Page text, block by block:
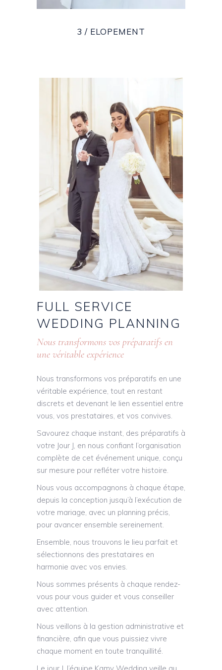
3 / ELOPEMENT
FULL SERVICE
WEDDING PLANNING
Nous transformons vos préparatifs en
une véritable expérience
Nous transformons vos préparatifs en une
véritable expérience, tout en restant
discrets et devenant le lien essentiel entre
vous, vos prestataires, et vos convives.
Savourez chaque instant, des préparatifs à
votre Jour J, en nous confiant l’organisation
complète de cet événement unique, conçu
sur mesure pour refléter votre histoire.
Nous vous accompagnons à chaque étape,
depuis la conception jusqu’à l’exécution de
votre mariage, avec un planning précis,
pour avancer ensemble sereinement.
Ensemble, nous trouvons le lieu parfait et
sélectionnons des prestataires en
harmonie avec vos envies.
Nous sommes présents à chaque rendez-
vous pour vous guider et vous conseiller
avec attention.
Nous veillons à la gestion administrative et
financière, afin que vous puissiez vivre
chaque moment en toute tranquillité.